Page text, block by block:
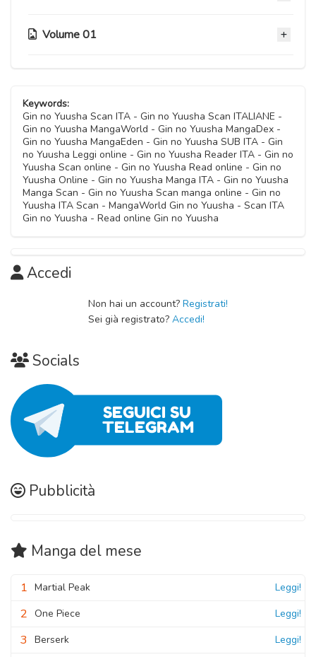
03 Ottobre 2020
Capitolo 15
03 Ottobre 2020
Capitolo 14
03 Ottobre 2020
Capitolo 13
Capitolo 12
03 Ottobre 2020
Capitolo 11
03 Ottobre 2020
Capitolo 10
Capitolo 08.6
03 Ottobre 2020
Capitolo 08
03 Ottobre 2020
Capitolo 07
03 Ottobre 2020
Capitolo 05
Volume 01
Capitolo 04.5
03 Ottobre 2020
Capitolo 03
03 Ottobre 2020
03 Ottobre 2020
Keywords:
Gin no Yuusha Scan ITA - Gin no Yuusha Scan ITALIANE -
Gin no Yuusha MangaWorld - Gin no Yuusha MangaDex -
Gin no Yuusha MangaEden - Gin no Yuusha SUB ITA - Gin
no Yuusha Leggi online - Gin no Yuusha Reader ITA - Gin no
Yuusha Scan online - Gin no Yuusha Read online - Gin no
Yuusha Online - Gin no Yuusha Manga ITA - Gin no Yuusha
Manga Scan - Gin no Yuusha Scan manga online - Gin no
Yuusha ITA Scan - MangaWorld Gin no Yuusha - Scan ITA
Gin no Yuusha - Read online Gin no Yuusha
Accedi
Non hai un account? Registrati!
Sei già registrato? Accedi!
Socials
Pubblicità
Manga del mese
1 Martial Peak Leggi!
2 One Piece Leggi!
3 Berserk Leggi!